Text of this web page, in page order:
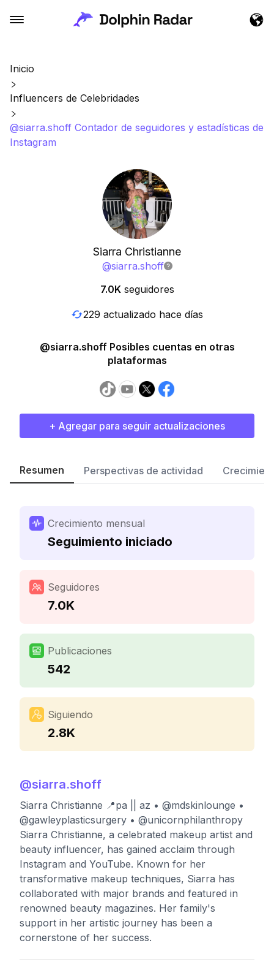
Inicio
Influencers de Celebridades
@siarra.shoff Contador de seguidores y estadísticas de
Instagram
Siarra Christianne
@siarra.shoff
7.0K seguidores
229 actualizado hace días
@siarra.shoff Posibles cuentas en otras
plataformas
+ Agregar para seguir actualizaciones
Resumen Perspectivas de actividad
Crecimiento mensual
Seguimiento iniciado
Seguidores
7.0K
Publicaciones
542
Siguiendo
2.8K
@siarra.shoff
Siarra Christianne 📍pa || az • @mdskinlounge •
@gawleyplasticsurgery • @unicornphilanthropy
Siarra Christianne, a celebrated makeup artist and
beauty influencer, has gained acclaim through
Instagram and YouTube. Known for her
transformative makeup techniques, Siarra has
collaborated with major brands and featured in
renowned beauty magazines. Her family's
support in her artistic journey has been a
cornerstone of her success.